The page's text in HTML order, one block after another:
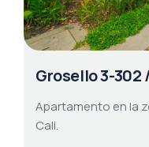
Grosello 3-302
Apartamento en la
Cali.